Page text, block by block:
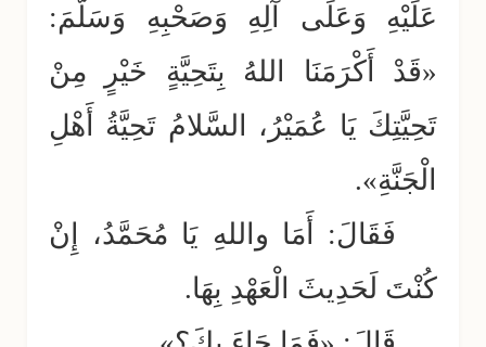
عَلَيْهِ وَعَلَى آلِهِ وَصَحْبِهِ وَسَلَّمَ:
«قَدْ أَكْرَمَنَا اللهُ بِتَحِيَّةٍ خَيْرٍ مِنْ
تَحِيَّتِكَ يَا عُمَيْرُ، السَّلامُ تَحِيَّةُ أَهْلِ
الْجَنَّةِ».
فَقَالَ: أَمَا واللهِ يَا مُحَمَّدُ، إِنْ
كُنْتَ لَحَدِيثَ الْعَهْدِ بِهَا.